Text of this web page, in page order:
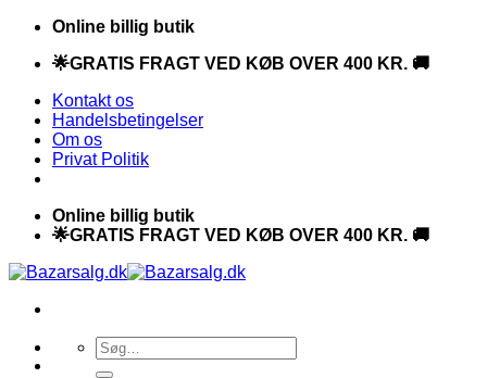
Fortsæt
indhold
Online billig butik
🌟GRATIS FRAGT VED KØB OVER 400 KR. 🚚
Kontakt os
Handelsbetingelser
Om os
Privat Politik
Online billig butik
🌟GRATIS FRAGT VED KØB OVER 400 KR. 🚚
Søg
efter: